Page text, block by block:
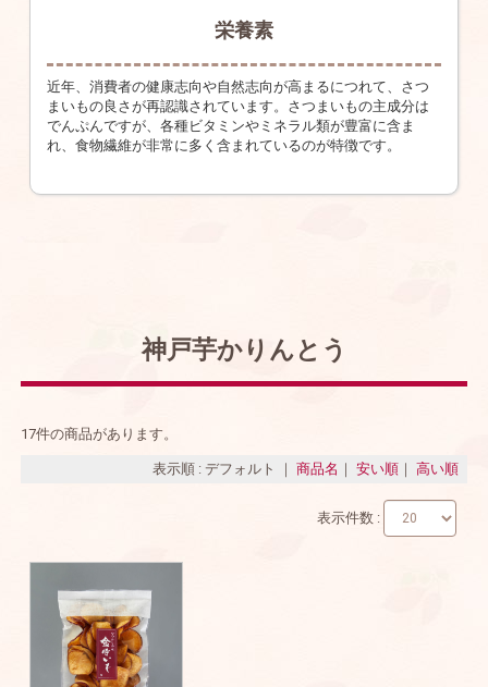
栄養素
近年、消費者の健康志向や自然志向が高まるにつれて、さつ
まいもの良さが再認識されています。さつまいもの主成分は
でんぷんですが、各種ビタミンやミネラル類が豊富に含ま
れ、食物繊維が非常に多く含まれているのが特徴です。
神戸芋かりんとう
17件の商品があります。
表示順 : デフォルト ｜商品名 ｜安い順 ｜高い順
表示件数 :